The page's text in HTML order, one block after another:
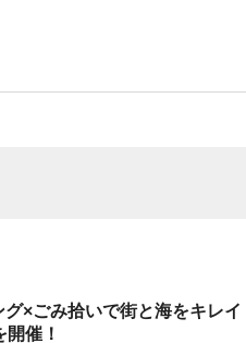
×ごみ拾いで街と海をキレイ
催！